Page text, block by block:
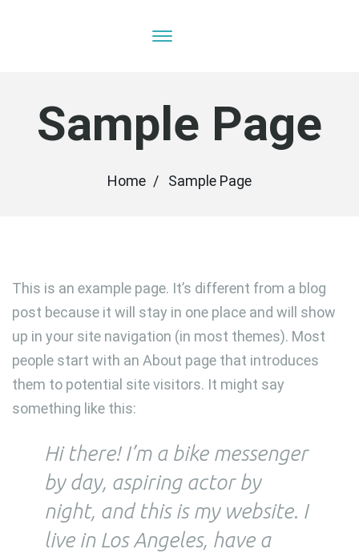
Sample Page
Home Sample Page
This is an example page. It’s different from a blog
post because it will stay in one place and will show
up in your site navigation (in most themes). Most
people start with an About page that introduces
them to potential site visitors. It might say
something like this:
Hi there! I’m a bike messenger
by day, aspiring actor by
night, and this is my website. I
live in Los Angeles, have a